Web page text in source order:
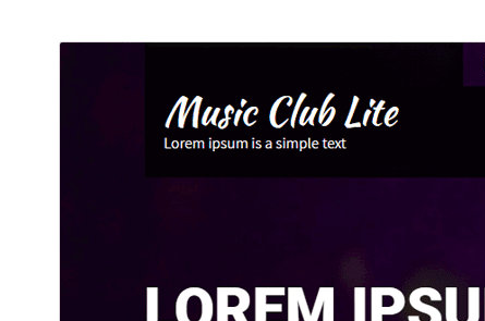
ئاخىرقى يېڭىلانغان ۋاقتى
2026-يىل 29-7
ئاكتىپ ئورنىتىش سانى
WordPress نەشرى